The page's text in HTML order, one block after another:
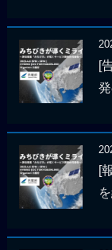
[
[